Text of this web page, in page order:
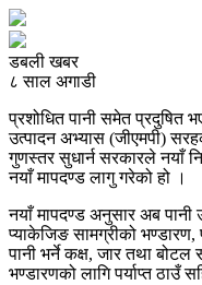
डबली खबर
८ साल अगाडी
प्रशोधित पानी समेत प्रदुषित
उत्पादन अभ्यास (जीएमपी)
गुणस्तर सुधार्न सरकारले नयाँ
नयाँ मापदण्ड लागु गरेको हो ।
नयाँ मापदण्ड अनुसार अब पानी
प्याकेजिङ सामग्रीको भण्डारण,
पानी भर्ने कक्ष, जार तथा
भण्डारणको लागि पर्याप्त ठाउँ